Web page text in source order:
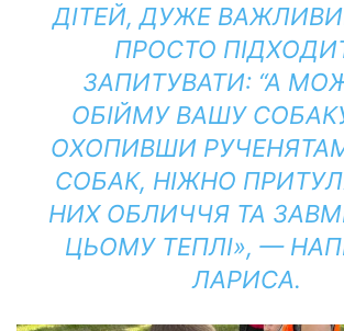
ДІТЕЙ, ДУЖЕ
ПРОСТО
ЗАПИТУВАТИ: “А
ОБІЙМУ ВАШУ
ОХОПИВШИ
СОБАК, НІЖНО
НИХ ОБЛИЧЧЯ ТА
ЦЬОМУ ТЕПЛІ», —
ЛАРИСА.